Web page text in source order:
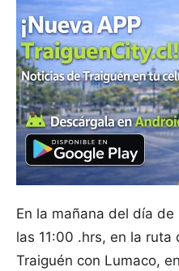
En la mañana del día
las 11:00 .hrs, en la
Traiguén con Lumaco,